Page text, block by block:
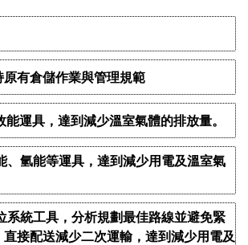
原有倉儲作業與管理規範
運具，達到減少溫室氣體的排放量。
、氫能等運具，達到減少用電及溫室氣
系統工具，分析規劃最佳路線並避免緊
接配送減少二次運輸，達到減少用電及